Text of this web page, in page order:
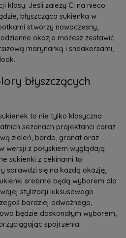
klasy. Jeśli zależy Ci na nieco
błyszcząca sukienka w
stworzy nowoczesny,
okazje możesz zestawić
marynarką i sneakersami,
błyszczących
to nie tylko klasyczna
sezonach projektanci coraz
zieleń, bordo, granat oraz
wersji z połyskiem wyglądają
sukienki z cekinami to
sprawdzi się na każdą okazję,
srebrne będą wyborem dla
stylizacji luksusowego
bardziej odważnego,
będzie doskonałym wyborem,
spojrzenia.